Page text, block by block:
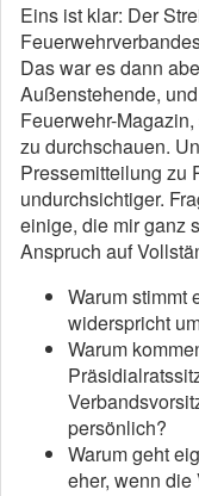
Eins ist klar: Der
Das war es dann
Außenstehende,
Feuerwehr-
zu durchschauen.
Pressemitteilung zu
undurchsichtiger.
einige, die mir ganz
Anspruch auf
Warum stimmt
widerspricht
Warum
persönlich?
Warum geht
eher, wenn die